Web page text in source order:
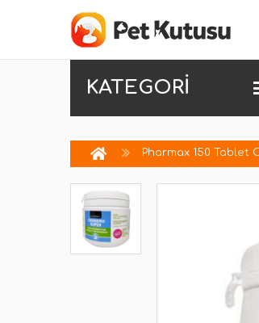
KATEGORİ
Pharmax 150 Tablet